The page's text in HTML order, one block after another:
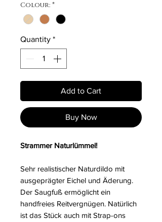
Colour: *
Quantity *
Add to Cart
Buy Now
Strammer Naturlümmel!
Sehr realistischer Naturdildo mit
ausgeprägter Eichel und Äderung.
Der Saugfuß ermöglicht ein
handfreies Reitvergnügen. Natürlich
ist das Stück auch mit Strap-ons